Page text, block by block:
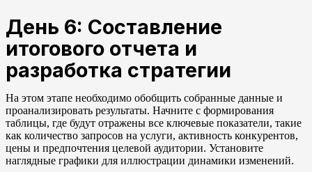
День 6: Составление
итогового отчета и
разработка стратегии
На этом этапе необходимо обобщить собранные данные и
проанализировать результаты. Начните с формирования
таблицы, где будут отражены все ключевые показатели, такие
как количество запросов на услуги, активность конкурентов,
цены и предпочтения целевой аудитории. Установите
наглядные графики для иллюстрации динамики изменений.